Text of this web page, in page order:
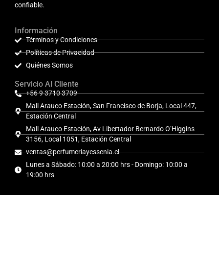
confiable.
Información
Términos y Condiciones
Políticas de Privacidad
Quiénes Somos
Servicio Al Cliente
+56 9 3710 3709
Mall Arauco Estación, San Francisco de Borja, Local 447,
Estación Central
Mall Arauco Estación, Av Libertador Bernardo O’Higgins
3156, Local 1051, Estación Central
ventas@perfumeriayessenia.cl
Lunes a Sábado: 10:00 a 20:00 hrs - Domingo: 10:00 a
19:00 hrs